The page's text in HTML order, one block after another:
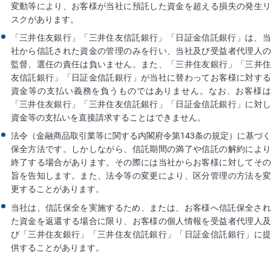
変動等により、お客様が当社に預託した資金を超える損失の発生リ
スクがあります。
「三井住友銀行」「三井住友信託銀行」「日証金信託銀行」は、当
社から信託された資金の管理のみを行い、当社及び受益者代理人の
監督、選任の責任は負いません。また、「三井住友銀行」「三井住
友信託銀行」「日証金信託銀行」が当社に替わってお客様に対する
資金等の支払い義務を負うものではありません。なお、お客様は
「三井住友銀行」「三井住友信託銀行」「日証金信託銀行」に対し
資金等の支払いを直接請求することはできません。
法令（金融商品取引業等に関する内閣府令第143条の規定）に基づく
保全方法です。しかしながら、信託期間の満了や信託の解約により
終了する場合があります。その際には当社からお客様に対してその
旨を告知します。また、法令等の変更により、区分管理の方法を変
更することがあります。
当社は、信託保全を実施するため、または、お客様へ信託保全され
た資金を返還する場合に限り、お客様の個人情報を受益者代理人及
び「三井住友銀行」「三井住友信託銀行」「日証金信託銀行」に提
供することがあります。